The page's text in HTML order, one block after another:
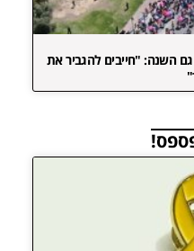
השנה: "חייבים להגביר את